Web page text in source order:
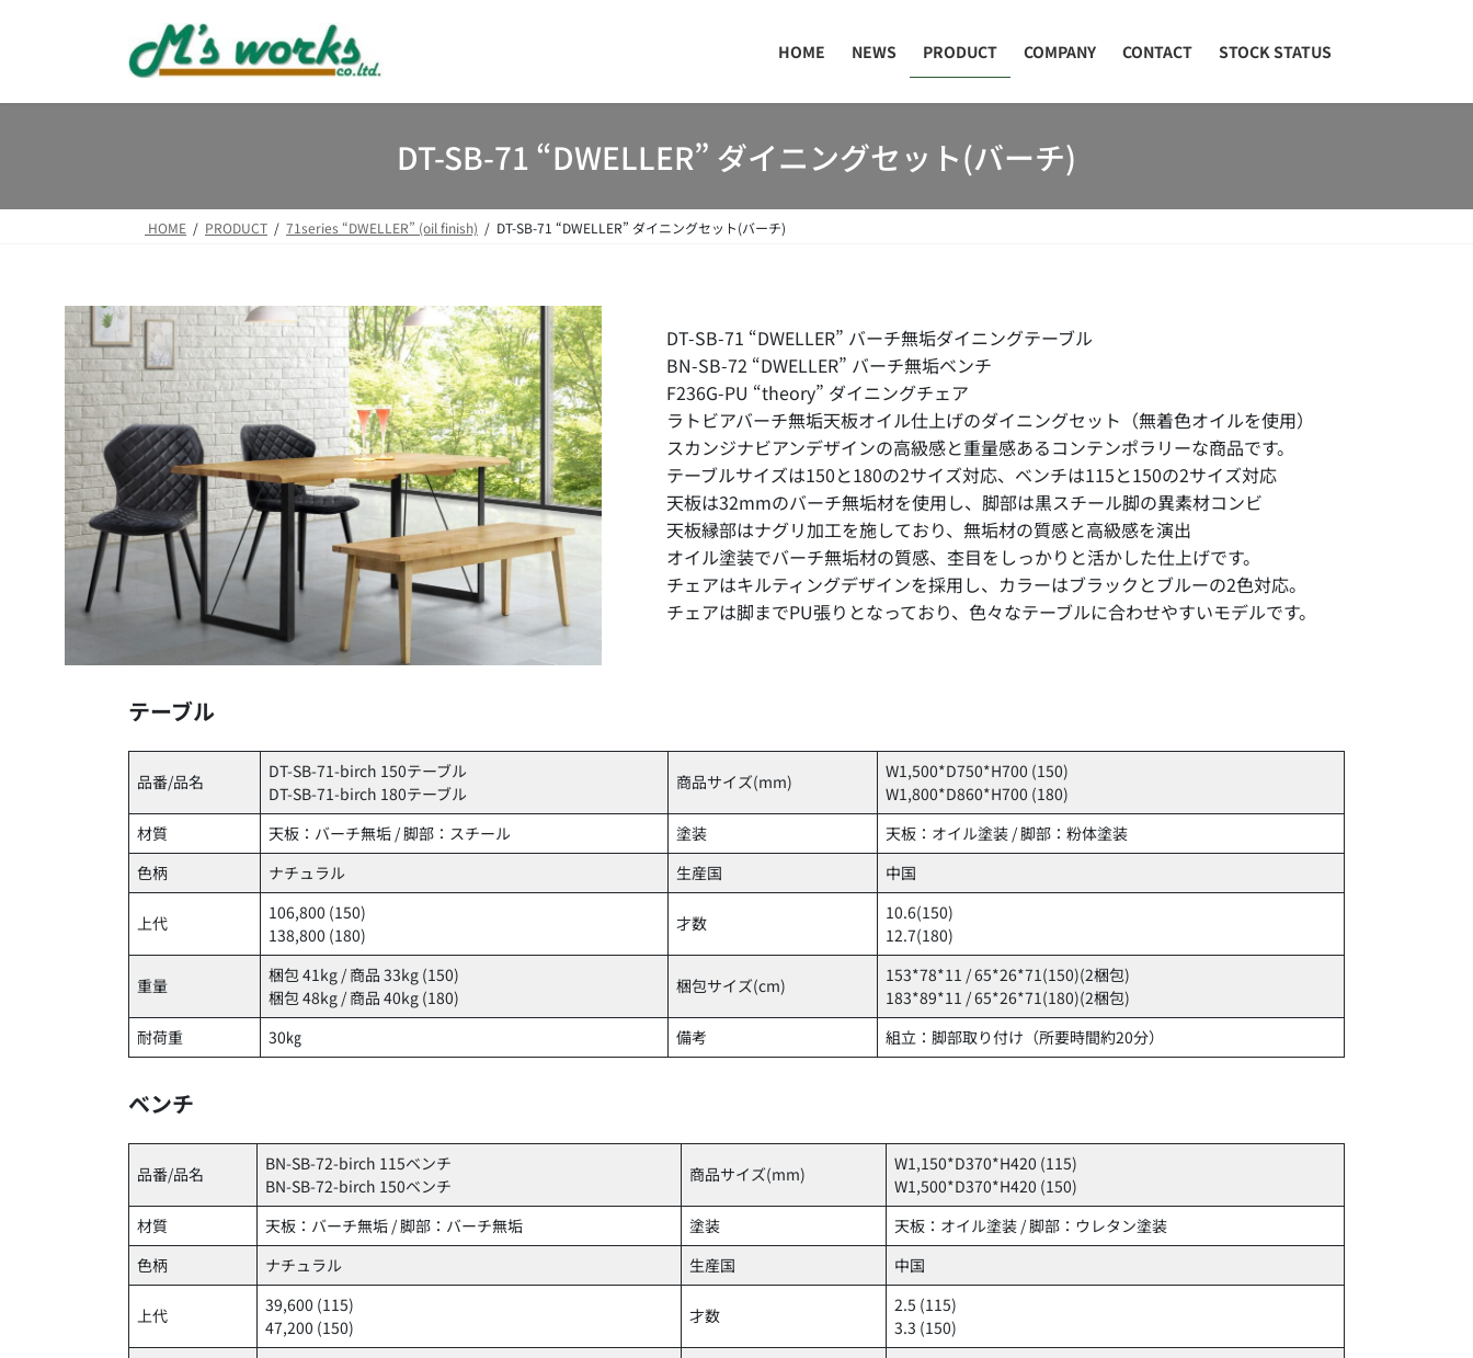
HOME NEWS PRODUCT COMPANY CONTACT STOCK STATUS
DT-SB-71 “DWELLER” ダイニングセット(バーチ)
HOME PRODUCT 71series “DWELLER” (oil finish) DT-SB-71 “DWELLER” ダイニングセット(バーチ)
DT-SB-71 “DWELLER” バーチ無垢ダイニングテーブル
BN-SB-72 “DWELLER” バーチ無垢ベンチ
F236G-PU “theory” ダイニングチェア
ラトビアバーチ無垢天板オイル仕上げのダイニングセット（無着色オイルを使用）
スカンジナビアンデザインの高級感と重量感あるコンテンポラリーな商品です。
テーブルサイズは150と180の2サイズ対応、ベンチは115と150の2サイズ対応
天板は32mmのバーチ無垢材を使用し、脚部は黒スチール脚の異素材コンビ
天板縁部はナグリ加工を施しており、無垢材の質感と高級感を演出
オイル塗装でバーチ無垢材の質感、杢目をしっかりと活かした仕上げです。
チェアはキルティングデザインを採用し、カラーはブラックとブルーの2色対応。
チェアは脚までPU張りとなっており、色々なテーブルに合わせやすいモデルです。
テーブル
品番/品名
DT-SB-71-birch 150テーブル
DT-SB-71-birch 180テーブル
商品サイズ(mm)
W1,500*D750*H700 (150)
W1,800*D860*H700 (180)
材質
天板：バーチ無垢 / 脚部：スチール 塗装
天板：オイル塗装 / 脚部：粉体塗装
色柄
ナチュラル 生産国 中国
上代
106,800 (150)
138,800 (180)
才数
10.6(150)
12.7(180)
重量
梱包 41kg / 商品 33kg (150)
梱包 48kg / 商品 40kg (180)
梱包サイズ(cm)
153*78*11 / 65*26*71(150)(2梱包)
183*89*11 / 65*26*71(180)(2梱包)
耐荷重
30㎏ 備考 組立：脚部取り付け（所要時間約20分）
ベンチ
品番/品名
BN-SB-72-birch 115ベンチ
BN-SB-72-birch 150ベンチ
商品サイズ(mm)
W1,150*D370*H420 (115)
W1,500*D370*H420 (150)
材質
天板：バーチ無垢 / 脚部：バーチ無垢 塗装
天板：オイル塗装 / 脚部：ウレタン塗装
色柄
ナチュラル 生産国 中国
上代
39,600 (115)
47,200 (150)
才数
2.5 (115)
3.3 (150)